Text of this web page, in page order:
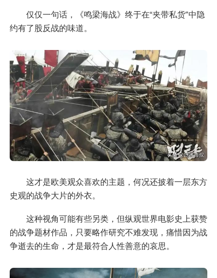
仅仅一句话，《鸣梁海战》终于在“夹带私货”中隐
约有了股反战的味道。
这才是欧美观众喜欢的主题，何况还披着一层东方
史观的战争大片的外衣。
这种视角可能有些另类，但纵观世界电影史上获赞
的战争题材作品，只要略作研究不难发现，痛惜因为战
争逝去的生命，才是最符合人性善意的哀思。